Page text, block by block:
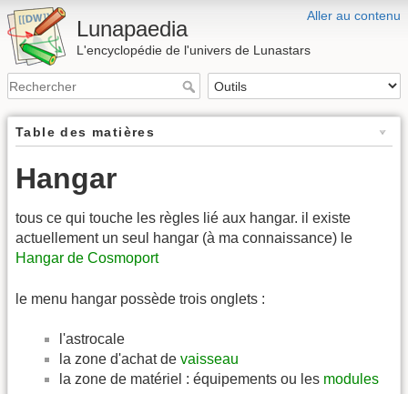
Aller au contenu
Lunapaedia
L'encyclopédie de l'univers de Lunastars
Table des matières
Hangar
tous ce qui touche les règles lié aux hangar. il existe
actuellement un seul hangar (à ma connaissance) le
Hangar de Cosmoport
le menu hangar possède trois onglets :
l'astrocale
la zone d'achat de vaisseau
la zone de matériel : équipements ou les modules